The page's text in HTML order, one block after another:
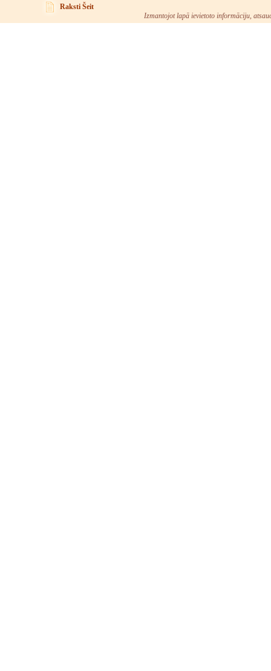
Raksti Šeit
Izmantojot lapā ievietoto informāciju,